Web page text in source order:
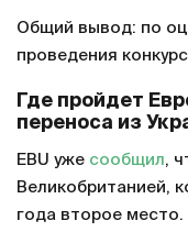
Общий вывод: по
проведения
Где пройдет
переноса из
EBU уже сообщил,
Великобританией,
года второе место.